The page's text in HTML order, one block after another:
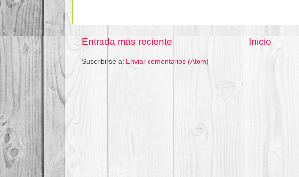
Entrada más reciente Inicio
Suscribirse a: Enviar comentarios (Atom)